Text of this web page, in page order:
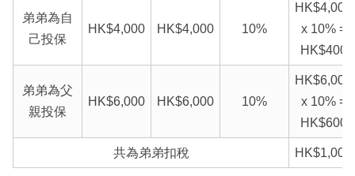
弟弟為自
己投保
HK$4,000 HK$4,000 10%
HK$4,000
x 10% =
HK$400
弟弟為父
親投保
HK$6,000 HK$6,000 10%
HK$6,000
x 10% =
HK$600
共為弟弟扣稅 HK$1,000